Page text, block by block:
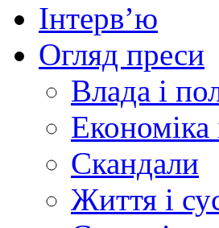
Інтерв’ю
Огляд преси
Влада і
Економіка
Скандали
Життя і